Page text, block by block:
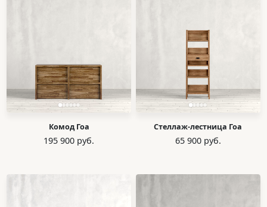
Комод Гоа
195 900 руб.
Стеллаж-лестница Гоа
65 900 руб.